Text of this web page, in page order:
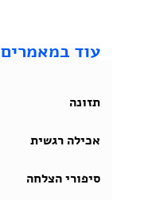
עוד במאמרים
תזונה
אכילה רגשית
סיפורי הצלחה